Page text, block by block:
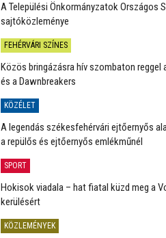
A Települési Önkormányzatok Országos
sajtóközleménye
FEHÉRVÁRI SZÍNES
Közös bringázásra hív szombaton reggel
és a Dawnbreakers
KÖZÉLET
A legendás székesfehérvári ejtőernyős
a repülős és ejtőernyős emlékműnél
SPORT
Hokisok viadala – hat fiatal küzd meg a
kerülésért
KÖZLEMÉNYEK